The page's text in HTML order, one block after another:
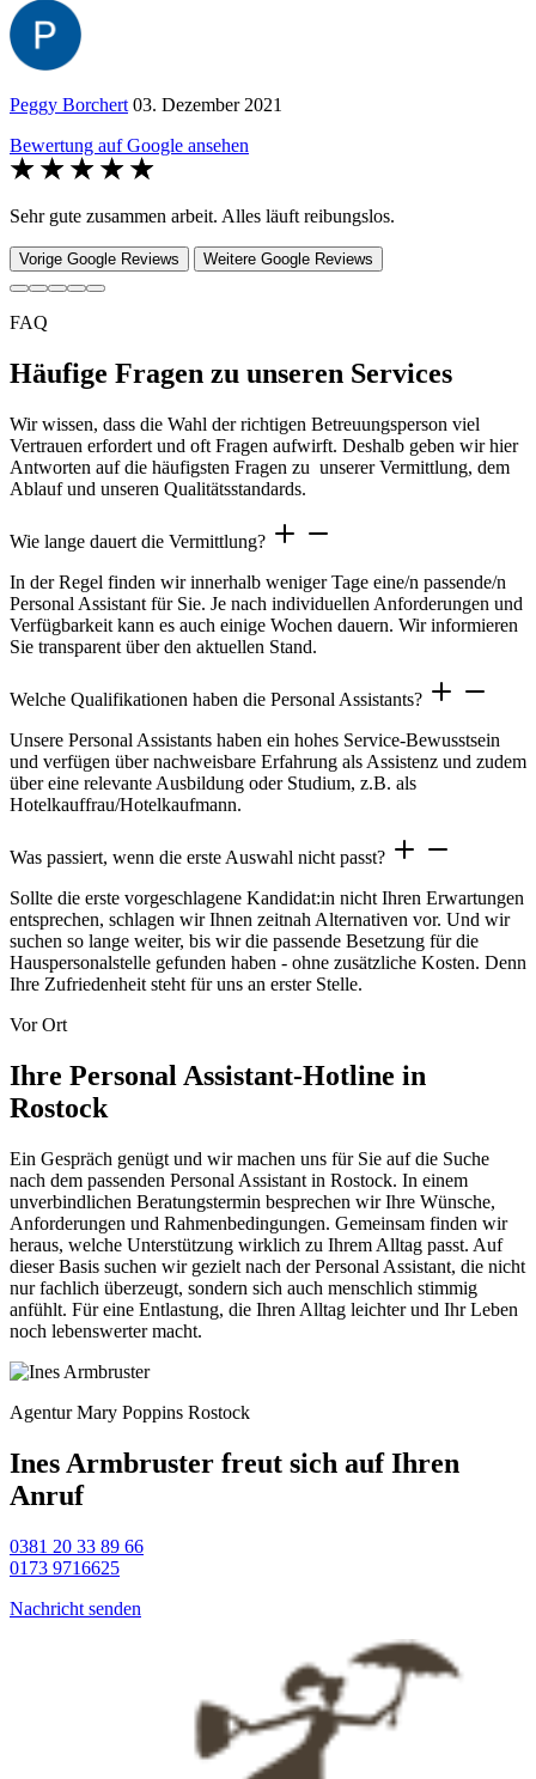
Peggy Borchert 03. Dezember 2021
Bewertung auf Google ansehen
Sehr gute zusammen arbeit. Alles läuft reibungslos.
Vorige Google Reviews Weitere Google Reviews
FAQ
Häufige Fragen zu unseren Services
Wir wissen, dass die Wahl der richtigen Betreuungsperson viel
Vertrauen erfordert und oft Fragen aufwirft. Deshalb geben wir hier
Antworten auf die häufigsten Fragen zu unserer Vermittlung, dem
Ablauf und unseren Qualitätsstandards.
Wie lange dauert die Vermittlung?
In der Regel finden wir innerhalb weniger Tage eine/n passende/n
Personal Assistant für Sie. Je nach individuellen Anforderungen und
Verfügbarkeit kann es auch einige Wochen dauern. Wir informieren
Sie transparent über den aktuellen Stand.
Welche Qualifikationen haben die Personal Assistants?
Unsere Personal Assistants haben ein hohes Service-Bewusstsein
und verfügen über nachweisbare Erfahrung als Assistenz und zudem
über eine relevante Ausbildung oder Studium, z.B. als
Hotelkauffrau/Hotelkaufmann.
Was passiert, wenn die erste Auswahl nicht passt?
Sollte die erste vorgeschlagene Kandidat:in nicht Ihren Erwartungen
entsprechen, schlagen wir Ihnen zeitnah Alternativen vor. Und wir
suchen so lange weiter, bis wir die passende Besetzung für die
Hauspersonalstelle gefunden haben - ohne zusätzliche Kosten. Denn
Ihre Zufriedenheit steht für uns an erster Stelle.
Vor Ort
Ihre Personal Assistant-Hotline in
Rostock
Ein Gespräch genügt und wir machen uns für Sie auf die Suche
nach dem passenden Personal Assistant in Rostock. In einem
unverbindlichen Beratungstermin besprechen wir Ihre Wünsche,
Anforderungen und Rahmenbedingungen. Gemeinsam finden wir
heraus, welche Unterstützung wirklich zu Ihrem Alltag passt. Auf
dieser Basis suchen wir gezielt nach der Personal Assistant, die nicht
nur fachlich überzeugt, sondern sich auch menschlich stimmig
anfühlt. Für eine Entlastung, die Ihren Alltag leichter und Ihr Leben
noch lebenswerter macht.
Agentur Mary Poppins Rostock
Ines Armbruster freut sich auf Ihren
Anruf
0381 20 33 89 66
0173 9716625
Nachricht senden